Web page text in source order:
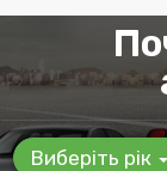
Виберіть рік